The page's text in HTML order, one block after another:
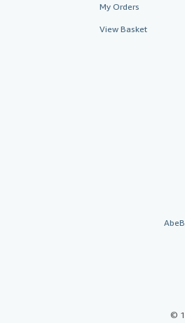
My Orders
View Basket
©